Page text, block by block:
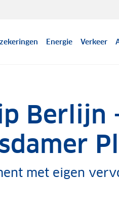
Energie Verkeer
Berlijn
met eigen